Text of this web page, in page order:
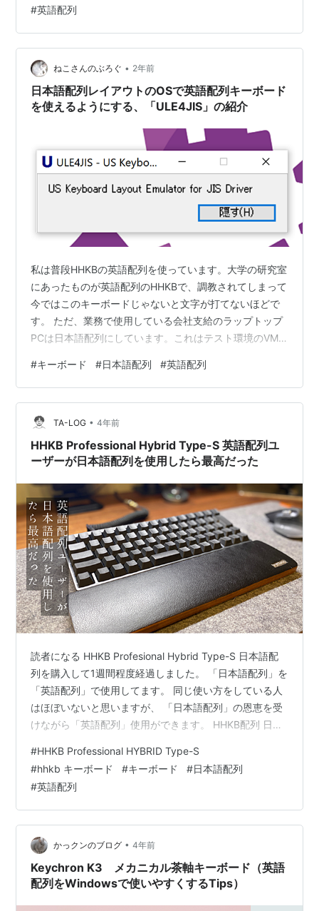
思うようになり、買うことに決めました。 HHKB（type-
s)は、外出時に使うことにします。 HHKB clas…
#英語配列
ねこさんのぶろぐ • 2年前
日本語配列レイアウトのOSで英語配列キーボード
を使えるようにする、「ULE4JIS」の紹介
私は普段HHKBの英語配列を使っています。大学の研究室
にあったものが英語配列のHHKBで、調教されてしまって
今ではこのキーボードじゃないと文字が打てないほどで
す。 ただ、業務で使用している会社支給のラップトップ
PCは日本語配列にしています。これはテスト環境のVM
日本語配列で入力できるようにするためです。 そうする
と以下のような問題が発生します。 キーボードは使い慣
れた英語配列のHHKBを使いたい 業務では周りに合わせ
て日本語配列を使いたい これまで、私は👆の問題を解決
するために かえうち２ というマイコンアダプターを購入
して使用していました。 …
#キーボード #日本語配列 #英語配列
TA-LOG • 4年前
HHKB Professional Hybrid Type-S 英語配列ユ
ーザーが日本語配列を使用したら最高だった
読者になる HHKB Profesional Hybrid Type-S 日本語配
列を購入して1週間程度経過しました。 「日本語配列」を
「英語配列」で使用してます。 同じ使い方をしている人
はほぼいないと思いますが、 「日本語配列」の恩恵を受
けながら「英語配列」使用ができます。 HHKB配列 日本
るのか 使用感 そもそも英語配列を買えば良いのでは？
キーマップの変更 試行錯誤の末にたどり着いた結論 スペ
ースキーの左右を変更 最下段左キーの変更 最下段右キー
を変更 右Shiftキーの変更 最上段左キーの変更 設定ファ
イル キートップの変更 どうせ見…
#HHKB Professional HYBRID Type-S
#hhkb キーボード #キーボード #日本語配列
#英語配列
かっクンのブログ • 4年前
Keychron K3 メカニカル茶軸キーボード（英語
配列をWindowsで使いやすくするTips）